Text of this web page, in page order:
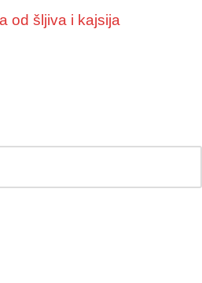
od šljiva i kajsija